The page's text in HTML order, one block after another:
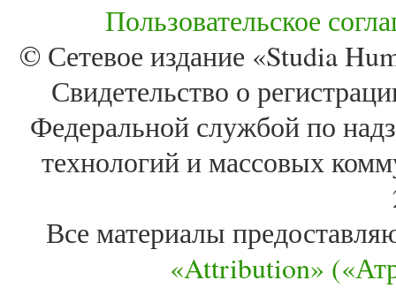
Пользовательское
© Сетевое издание «Studia
Свидетельство о
Федеральной службой по
технологий и массовых
Все материалы
«Attribution»